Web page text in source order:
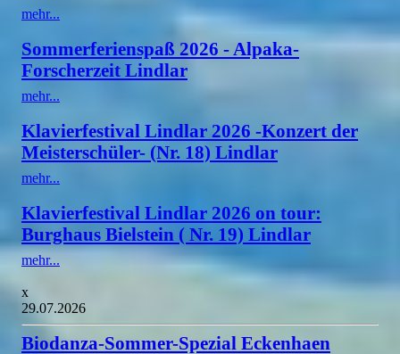
mehr...
Sommerferienspaß 2026 - Alpaka-
Forscherzeit Lindlar
mehr...
Klavierfestival Lindlar 2026 -Konzert der
Meisterschüler- (Nr. 18) Lindlar
mehr...
Klavierfestival Lindlar 2026 on tour:
Burghaus Bielstein ( Nr. 19) Lindlar
mehr...
x
29.07.2026
Biodanza-Sommer-Spezial Eckenhaen